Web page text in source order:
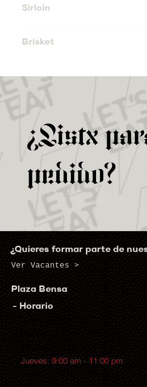
Sirloin
Brisket
¿Listx
pedido?
¿Quieres formar parte de
Ver Vacantes >
Plaza Bensa
- Horario
Lunes: CERRADO
Martes: 9:00 am - 11:00 pm
Miércoles: 9:00 am - 11:00 pm
Jueves: 9:00 am - 11:00 pm
Viernes: 9:00 am - 11:59 pm